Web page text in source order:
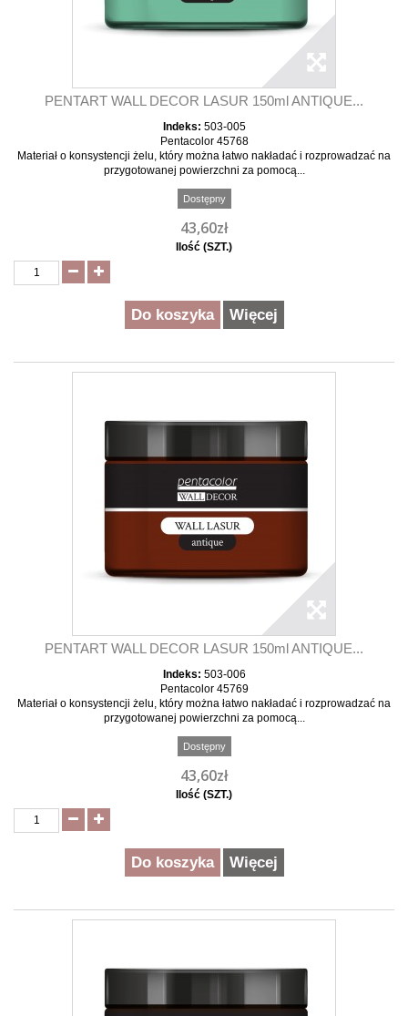
PENTART WALL DECOR LASUR 150ml ANTIQUE...
Indeks: 503-005
Pentacolor 45768
Materiał o konsystencji żelu, który można łatwo nakładać i rozprowadzać na
przygotowanej powierzchni za pomocą...
Dostępny
43,60zł
Ilość (SZT.)
Do koszyka Więcej
PENTART WALL DECOR LASUR 150ml ANTIQUE...
Indeks: 503-006
Pentacolor 45769
Materiał o konsystencji żelu, który można łatwo nakładać i rozprowadzać na
przygotowanej powierzchni za pomocą...
Dostępny
43,60zł
Ilość (SZT.)
Do koszyka Więcej